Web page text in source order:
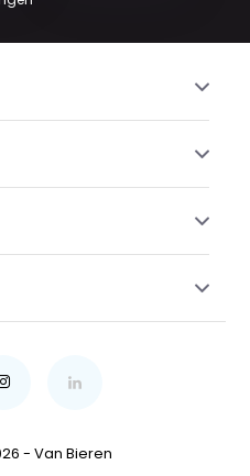
- Van Bieren